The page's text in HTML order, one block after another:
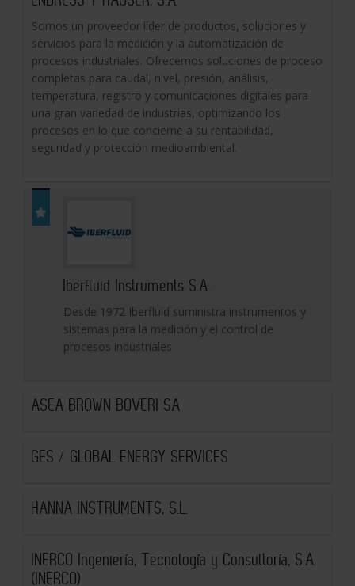
Somos un proveedor líder de productos, soluciones y
servicios para la medición y la automatización de
procesos industriales. Ofrecemos soluciones de proceso
completas para caudal, nivel, presión, análisis,
temperatura, registro y comunicaciones digitales para
una gran variedad de industrias, optimizando los
procesos en lo que concierne a su rentabilidad,
seguridad y protección medioambiental.
Iberfluid Instruments S.A.
Desde 1972 Iberfluid suministra instrumentos y
sistemas para la medición y el control de
procesos industriales
ASEA BROWN BOVERI SA
GES / GLOBAL ENERGY SERVICES
HANNA INSTRUMENTS, S.L.
INERCO Ingeniería, Tecnología y Consultoría, S.A.
(INERCO)